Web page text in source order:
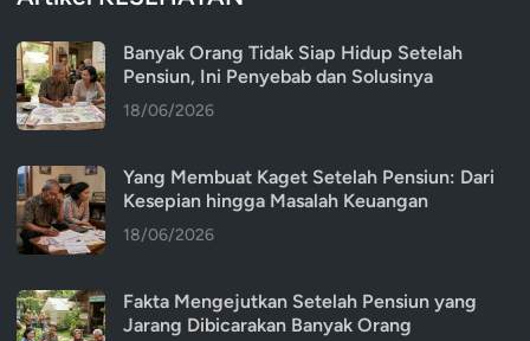
Banyak Orang Tidak Siap Hidup Setelah
Pensiun, Ini Penyebab dan Solusinya
18/06/2026
Yang Membuat Kaget Setelah Pensiun: Dari
Kesepian hingga Masalah Keuangan
18/06/2026
Fakta Mengejutkan Setelah Pensiun yang
Jarang Dibicarakan Banyak Orang